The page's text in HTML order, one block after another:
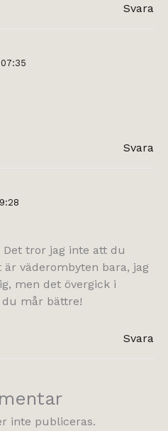
Svara
Svara
tror jag inte att du
väderombyten bara, jag
men det övergick i
du mår bättre!
Svara
inte publiceras.